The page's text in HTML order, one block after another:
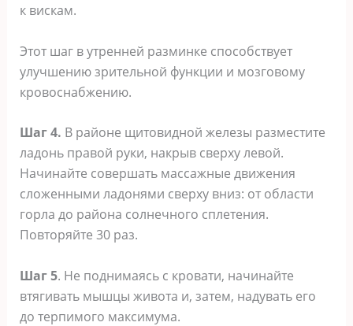
к вискам.
Этот шаг в утренней разминке способствует
улучшению зрительной функции и мозговому
кровоснабжению.
Шаг 4. В районе щитовидной железы разместите
ладонь правой руки, накрыв сверху левой.
Начинайте совершать массажные движения
сложенными ладонями сверху вниз: от области
горла до района солнечного сплетения.
Повторяйте 30 раз.
Шаг 5. Не поднимаясь с кровати, начинайте
втягивать мышцы живота и, затем, надувать его
до терпимого максимума.